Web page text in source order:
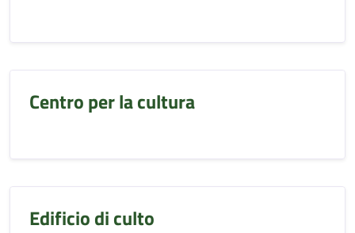
Centro per la cultura
Edificio di culto